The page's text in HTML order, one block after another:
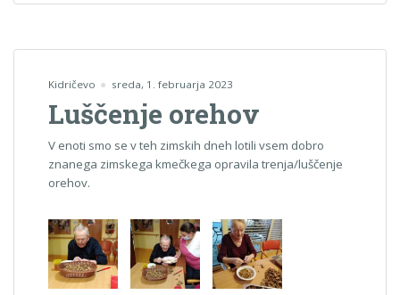
Kidričevo sreda, 1. februarja 2023
Luščenje orehov
V enoti smo se v teh zimskih dneh lotili vsem dobro
znanega zimskega kmečkega opravila trenja/luščenje
orehov.